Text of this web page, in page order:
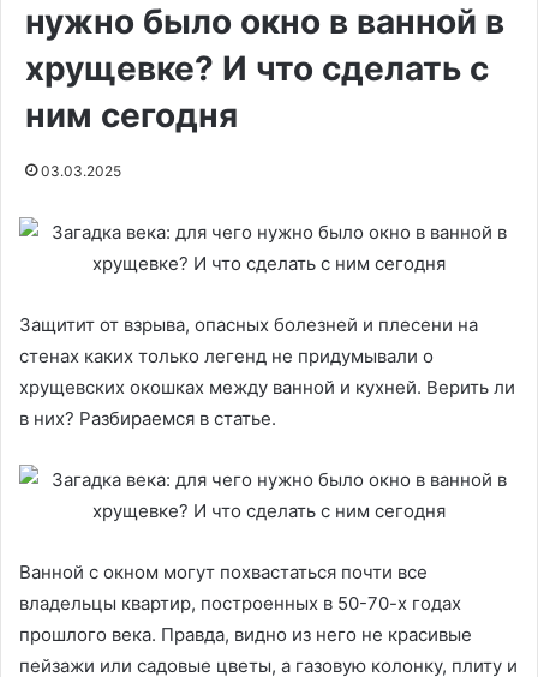
нужно было окно в ванной в
хрущевке? И что сделать с
ним сегодня
03.03.2025
Защитит от взрыва, опасных болезней и плесени на
стенах каких только легенд не придумывали о
хрущевских окошках между ванной и кухней. Верить ли
в них? Разбираемся в статье.
Ванной с окном могут похвастаться почти все
владельцы квартир, построенных в 50-70-х годах
прошлого века. Правда, видно из него не красивые
пейзажи или садовые цветы, а газовую колонку, плиту и